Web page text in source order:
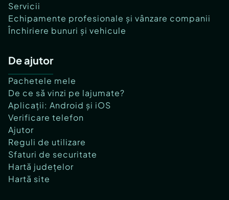
Servicii
Echipamente profesionale și vânzare companii
Închiriere bunuri și vehicule
De ajutor
Pachetele mele
De ce să vinzi pe lajumate?
Aplicații: Android și iOS
Verificare telefon
Ajutor
Reguli de utilizare
Sfaturi de securitate
Hartă județelor
Hartă site